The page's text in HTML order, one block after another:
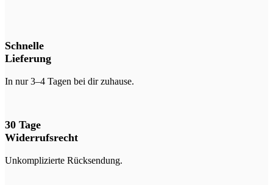
Schnelle
Lieferung
In nur 3–4 Tagen bei dir zuhause.
30 Tage
Widerrufsrecht
Unkomplizierte Rücksendung.